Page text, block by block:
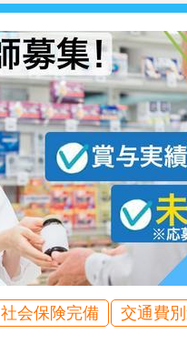
社会保険完備 交通費